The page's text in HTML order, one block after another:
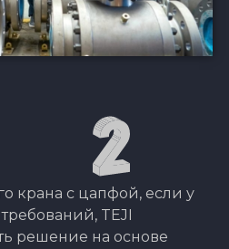
крана с цапфой, если у
TEJI
решение на основе